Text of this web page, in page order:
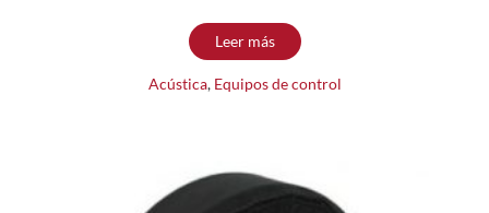
Leer más
Acústica, Equipos de control